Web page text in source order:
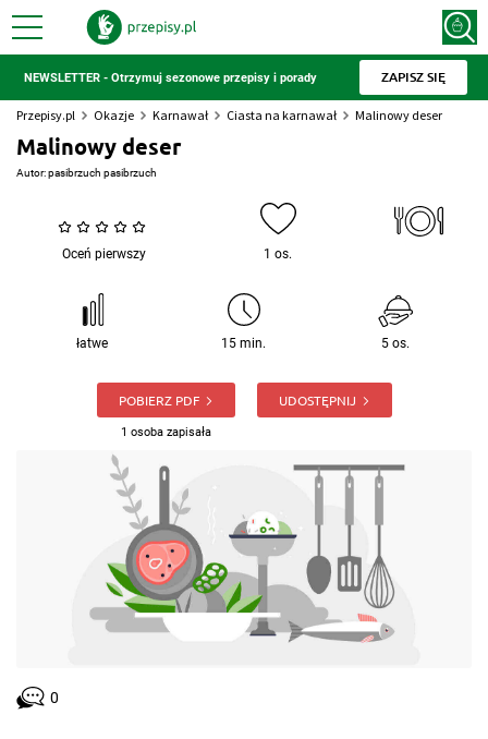
NEWSLETTER - Otrzymuj sezonowe przepisy i porady ZAPISZ SIĘ
Przepisy.pl Okazje Karnawał Ciasta na karnawał Malinowy deser
Malinowy deser
Autor:pasibrzuch pasibrzuch
Oceń pierwszy 1 os.
łatwe 15 min. 5 os.
POBIERZ PDF
1 osoba zapisała
UDOSTĘPNIJ
0